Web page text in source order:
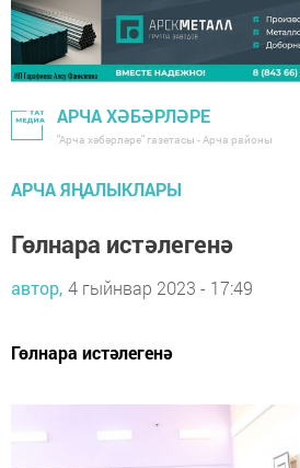
АРЧА ХӘБӘРЛӘРЕ
"Арча хәбәрләре" газетасы - Арча районы
АРЧА ЯҢАЛЫКЛАРЫ
Гөлнара истәлегенә
автор, 4 гыйнвар 2023 - 17:49
Гөлнара истәлегенә